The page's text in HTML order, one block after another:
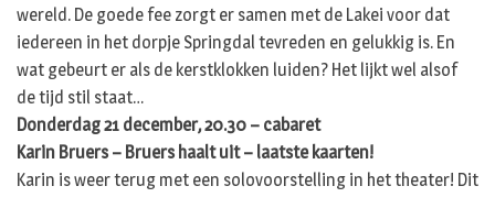
wereld. De goede fee zorgt er samen met de Lakei voor dat
iedereen in het dorpje Springdal tevreden en gelukkig is. En
wat gebeurt er als de kerstklokken luiden? Het lijkt wel alsof
de tijd stil staat…
Donderdag 21 december, 20.30 – cabaret
Karin Bruers – Bruers haalt uit – laatste kaarten!
Karin is weer terug met een solovoorstelling in het theater! Dit